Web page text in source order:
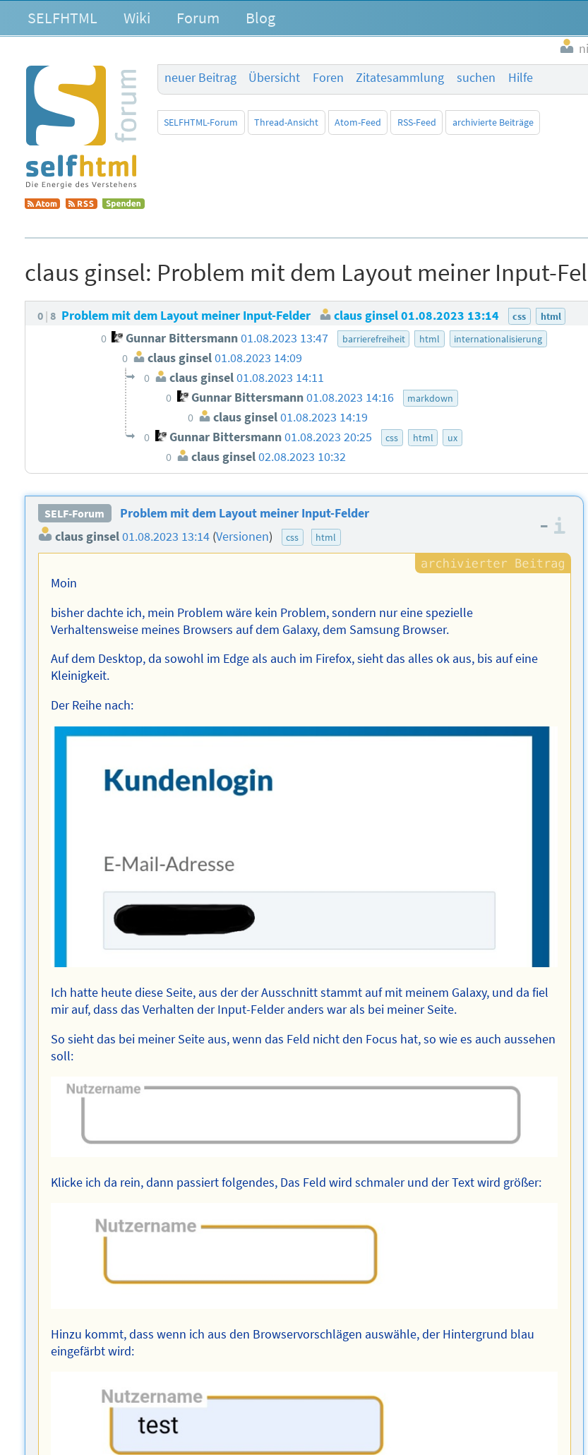
SELFHTML Wiki Forum Blog
neuer Beitrag
Übersicht Foren Zitatesammlung suchen Hilfe
SELFHTML-Forum Thread-Ansicht Atom-Feed RSS-Feed archivierte Beiträge
claus ginsel: Problem mit dem Layout meiner Input-
0 8 Problem mit dem Layout meiner Input-Felder claus ginsel01.08.2023 13:14 css html
0 Gunnar Bittersmann01.08.2023 13:47 barrierefreiheit html internationalisierung
0 claus ginsel01.08.2023 14:09
0 claus ginsel01.08.2023 14:11
0 Gunnar Bittersmann01.08.2023 14:16 markdown
0 claus ginsel 01.08.2023 14:19
0 Gunnar Bittersmann01.08.2023 20:25 css html ux
0 claus ginsel02.08.2023 10:32
SELF-Forum
Problem mit dem Layout meiner Input-Felder
claus ginsel01.08.2023 13:14 (Versionen) css html
–
Moin
bisher dachte ich, mein Problem wäre kein Problem, sondern nur eine spezielle
Verhaltensweise meines Browsers auf dem Galaxy, dem Samsung Browser.
Auf dem Desktop, da sowohl im Edge als auch im Firefox, sieht das alles ok aus, bis auf eine
Kleinigkeit.
Der Reihe nach:
Ich hatte heute diese Seite, aus der der Ausschnitt stammt auf mit meinem Galaxy, und da fiel
mir auf, dass das Verhalten der Input-Felder anders war als bei meiner Seite.
So sieht das bei meiner Seite aus, wenn das Feld nicht den Focus hat, so wie es auch aussehen
soll:
Klicke ich da rein, dann passiert folgendes, Das Feld wird schmaler und der Text wird größer:
Hinzu kommt, dass wenn ich aus den Browservorschlägen auswähle, der Hintergrund blau
eingefärbt wird: